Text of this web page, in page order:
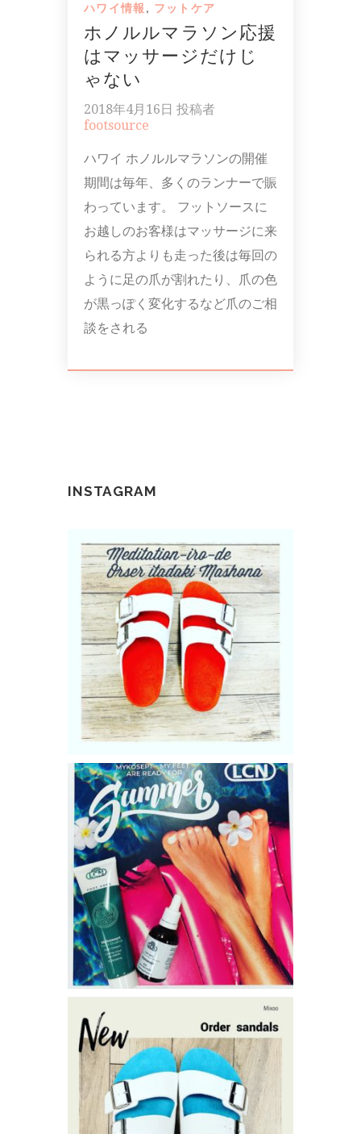
ハワイ情報 , フットケア
ホノルルマラソン応援
はマッサージだけじ
ゃない
2018年4月16日 投稿者
footsource
ハワイ ホノルルマラソンの開催
期間は毎年、多くのランナーで賑
わっています。 フットソースに
お越しのお客様はマッサージに来
られる方よりも走った後は毎回の
ように足の爪が割れたり、爪の色
が黒っぽく変化するなど爪のご相
談をされる
INSTAGRAM